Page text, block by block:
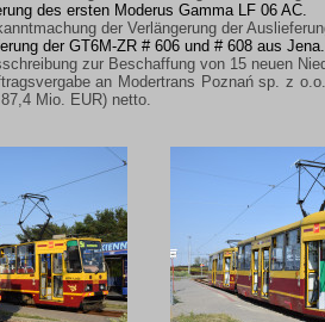
des ersten Moderus Gamma LF 06 AC.
der Verlängerung der
der GT6M-ZR # 606 und # 608 aus Jena.
zur Beschaffung von 15 neuen
an Modertrans Poznań sp. z
Mio. EUR) netto.